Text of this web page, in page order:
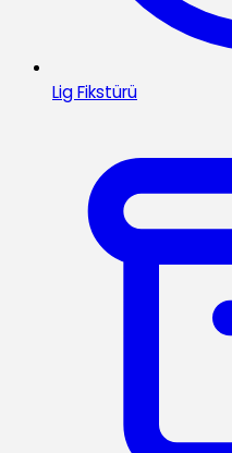
Lig Fikstürü